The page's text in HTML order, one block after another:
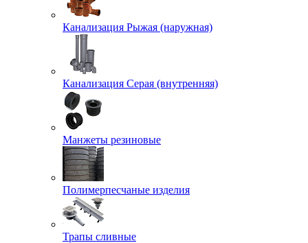
Канализация Рыжая (наружная)
Канализация Серая (внутренняя)
Манжеты резиновые
Полимерпесчаные изделия
Трапы сливные